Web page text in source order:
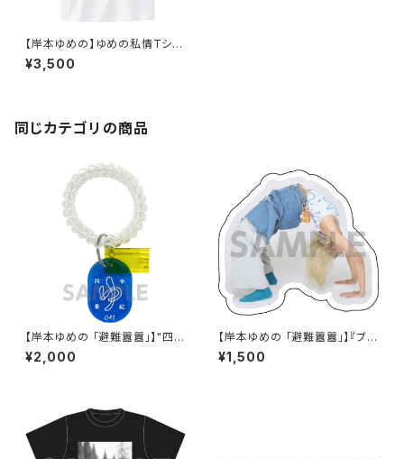
【岸本ゆめの】ゆめの私情Tシャ
ツ Lサイズのみ
¥3,500
同じカテゴリの商品
【岸本ゆめの 「避難囂囂」】"四半
世紀"ロッカーキー
¥2,000
【岸本ゆめの 「避難囂囂」】『ブリ
ッジ』アクリルマグネット
¥1,500